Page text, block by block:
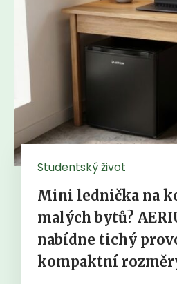
Studentský život
Mini lednička na
malých bytů?
nabídne tichý
kompaktní